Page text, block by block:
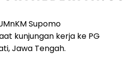
Supomo
kunjungan kerja ke PG
Jawa Tengah.